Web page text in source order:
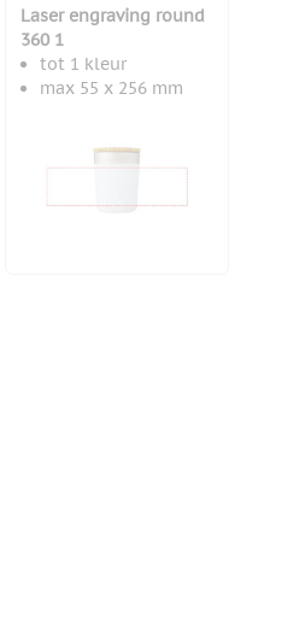
Laser engraving round
360 1
tot 1 kleur
max 55 x 256 mm